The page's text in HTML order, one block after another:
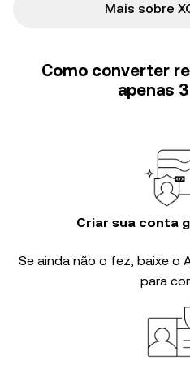
Mais sobre
Como converter
apenas
Criar sua conta
Se ainda não o fez, baixe o
para